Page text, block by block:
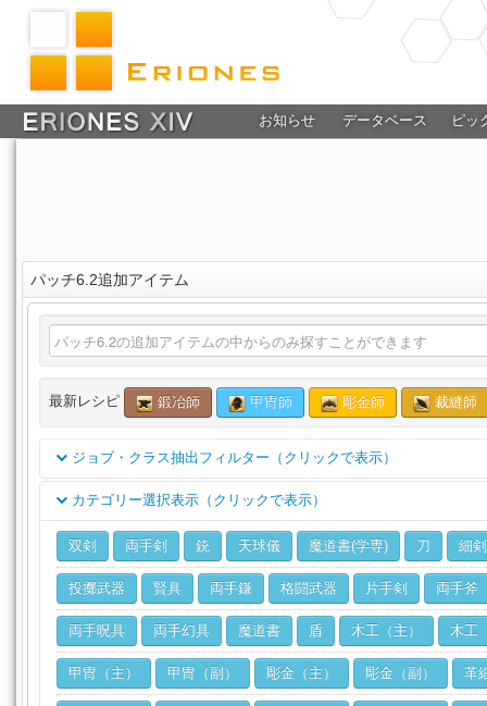
お知らせ データベース ピッ
パッチ6.2追加アイテム
最新レシピ 鍛冶師 甲冑師 彫金師 裁縫師
ジョブ・クラス抽出フィルター（クリックで表示）
クラス
ジョブ
カテゴリー選択表示（クリックで表示）
双剣 両手剣 銃 天球儀 魔道書(学専) 刀 細剣
投擲武器 賢具 両手鎌 格闘武器 片手剣 両手斧
両手呪具 両手幻具 魔道書 盾 木工（主） 木工
甲冑（主） 甲冑（副） 彫金（主） 彫金（副） 革